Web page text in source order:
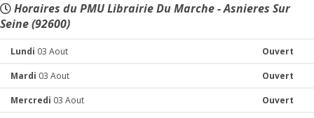
Horaires du PMU Librairie Du Marche - Asnieres Sur
Seine (92600)
Lundi 03 Aout Ouvert
Mardi 03 Aout Ouvert
Mercredi 03 Aout Ouvert